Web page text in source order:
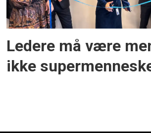
Ledere må være
ikke